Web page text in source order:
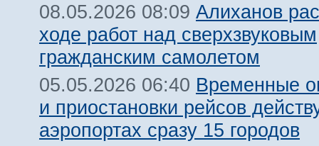
08.05.2026 08:09 Алиханов
ходе работ над сверхзвуковым
гражданским самолетом
05.05.2026 06:40 Временные
и приостановки рейсов
аэропортах сразу 15 городов